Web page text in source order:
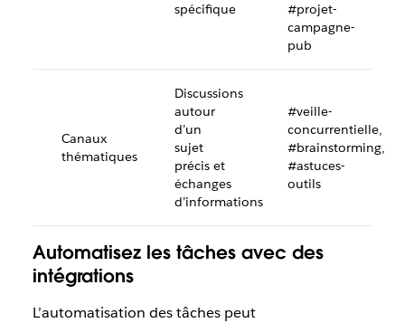
spécifique
#projet-
campagne-
pub
Canaux
thématiques
Discussions
autour
d’un
sujet
précis et
échanges
d’informations
#veille-
concurrentielle,
#brainstorming,
#astuces-
outils
Automatisez les tâches avec des
intégrations
L’automatisation des tâches peut